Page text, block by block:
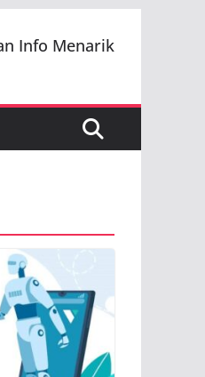
Info Menarik